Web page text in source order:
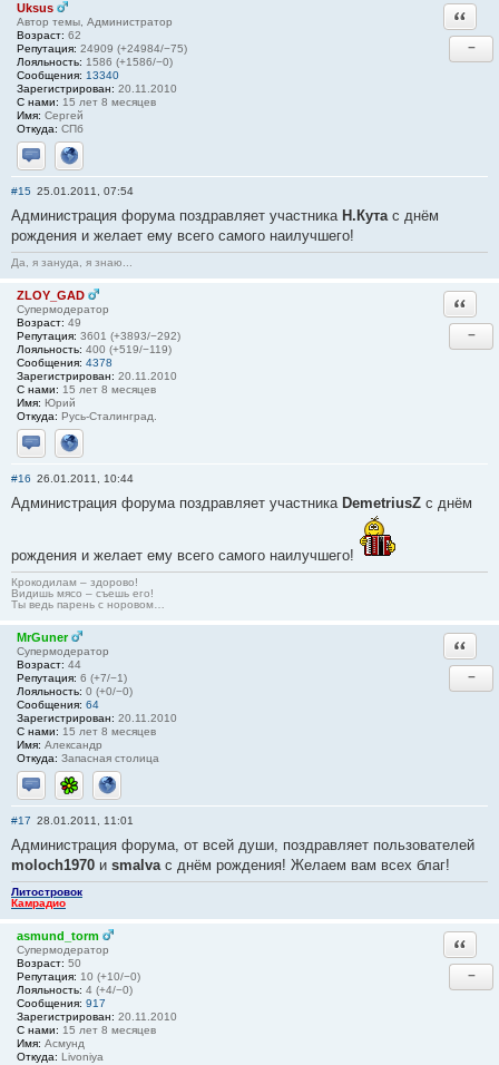
Uksus
Автор темы, Администратор
Возраст: 62
Репутация: 24909 (+24984/−75)
Лояльность: 1586 (+1586/−0)
Сообщения: 13340
Зарегистрирован: 20.11.2010
С нами: 15 лет 8 месяцев
Имя: Сергей
Откуда: СПб
Отправить личное сообщение
Сайт
−
#15 25.01.2011, 07:54
Администрация форума поздравляет участника Н.Кутас днём
рождения и желает ему всего самого наилучшего!
Да, я зануда, я знаю...
ZLOY_GAD
Супермодератор
Возраст: 49
Репутация: 3601 (+3893/−292)
Лояльность: 400 (+519/−119)
Сообщения: 4378
Зарегистрирован: 20.11.2010
С нами: 15 лет 8 месяцев
Имя: Юрий
Откуда: Русь-Сталинград.
Отправить личное сообщение
Сайт
−
#16 26.01.2011, 10:44
Администрация форума поздравляет участника DemetriusZ с днём
рождения и желает ему всего самого наилучшего!
Крокодилам – здорово!
Видишь мясо – съешь его!
Ты ведь парень с норовом…
MrGuner
Супермодератор
Возраст: 44
Репутация: 6 (+7/−1)
Лояльность: 0 (+0/−0)
Сообщения: 64
Зарегистрирован: 20.11.2010
С нами: 15 лет 8 месяцев
Имя: Александр
Откуда: Запасная столица
Отправить личное сообщение
ICQ Сайт
−
#17 28.01.2011, 11:01
Администрация форума, от всей души, поздравляет пользователей
moloch1970 и smalvaс днём рождения! Желаем вам всех благ!
Литостровок
Камрадио
asmund_torm
Супермодератор
Возраст: 50
Репутация: 10 (+10/−0)
Лояльность: 4 (+4/−0)
Сообщения: 917
Зарегистрирован: 20.11.2010
С нами: 15 лет 8 месяцев
Имя: Асмунд
Откуда: Livoniya
−